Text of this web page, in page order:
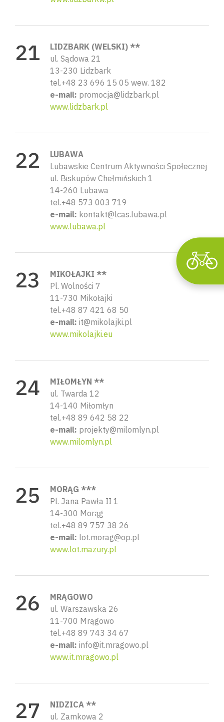
LIDZBARK (WELSKI) **
ul. Sądowa 21
13-230 Lidzbark
tel.+48 23 696 15 05 wew. 182
e-mail: promocja@lidzbark.pl
www.lidzbark.pl
LUBAWA
Lubawskie Centrum Aktywności Społecznej
ul. Biskupów Chełmińskich 1
14-260 Lubawa
tel.+48 573 003 719
e-mail: kontakt@lcas.lubawa.pl
www.lubawa.pl
MIKOŁAJKI **
Pl. Wolności 7
11-730 Mikołajki
tel.+48 87 421 68 50
e-mail: it@mikolajki.pl
www.mikolajki.eu
MIŁOMŁYN **
ul. Twarda 12
14-140 Miłomłyn
tel.+48 89 642 58 22
e-mail: projekty@milomlyn.pl
www.milomlyn.pl
MORĄG ***
Pl. Jana Pawła II 1
14-300 Morąg
tel.+48 89 757 38 26
e-mail: lot.morag@op.pl
www.lot.mazury.pl
MRĄGOWO
ul. Warszawska 26
11-700 Mrągowo
tel.+48 89 743 34 67
e-mail: info@it.mragowo.pl
www.it.mragowo.pl
NIDZICA **
ul. Zamkowa 2